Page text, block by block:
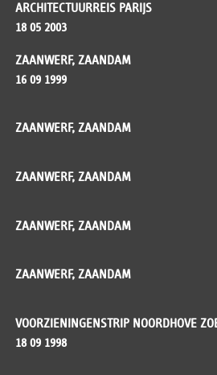
ARCHITECTUURREIS PARIJS
18 05 2003
ZAANWERF, ZAANDAM
16 09 1999
ZAANWERF, ZAANDAM
ZAANWERF, ZAANDAM
ZAANWERF, ZAANDAM
ZAANWERF, ZAANDAM
VOORZIENINGENSTRIP NOORDHOVE
18 09 1998